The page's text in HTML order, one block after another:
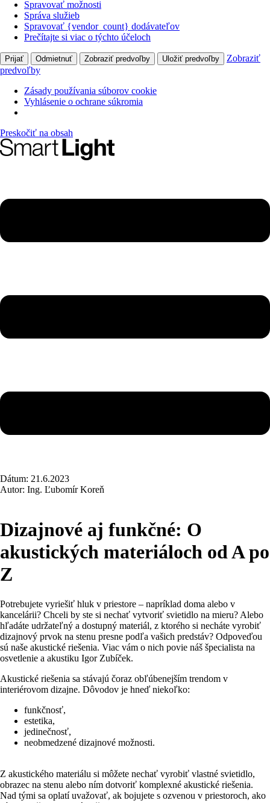
Spravovať možnosti
Správa služieb
Spravovať {vendor_count} dodávateľov
Prečítajte si viac o týchto účeloch
Prijať Odmietnuť Zobraziť predvoľby Uložiť predvoľby
Zobraziť
predvoľby
Zásady používania súborov cookie
Vyhlásenie o ochrane súkromia
Preskočiť na obsah
Dátum: 21.6.2023
Autor: Ing. Ľubomír Koreň
Dizajnové aj funkčné: O
akustických materiáloch od A po
Z
Potrebujete vyriešiť hluk v priestore – napríklad doma alebo v
kancelárii? Chceli by ste si nechať vytvoriť svietidlo na mieru? Alebo
hľadáte udržateľný a dostupný materiál, z ktorého si necháte vyrobiť
dizajnový prvok na stenu presne podľa vašich predstáv? Odpoveďou
sú naše akustické riešenia. Viac vám o nich povie náš špecialista na
osvetlenie a akustiku Igor Zubíček.
Akustické riešenia sa stávajú čoraz obľúbenejším trendom v
interiérovom dizajne. Dôvodov je hneď niekoľko:
funkčnosť,
estetika,
jedinečnosť,
neobmedzené dizajnové možnosti.
Z akustického materiálu si môžete nechať vyrobiť vlastné svietidlo,
obrazec na stenu alebo ním dotvoriť komplexné akustické riešenia.
Nad tými sa oplatí uvažovať, ak bojujete s ozvenou v priestoroch, ako